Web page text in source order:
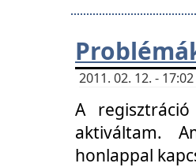
2011. 02. 12. -
A
aktiváltam.
honlappal